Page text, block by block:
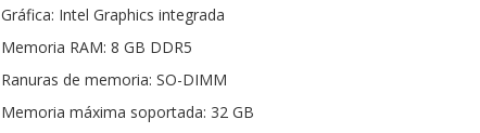
Gráfica: Intel Graphics integrada
Memoria RAM: 8 GB DDR5
Ranuras de memoria: SO-DIMM
Memoria máxima soportada: 32 GB